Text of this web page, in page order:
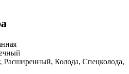
Расширенный, Колода, Спецколода,